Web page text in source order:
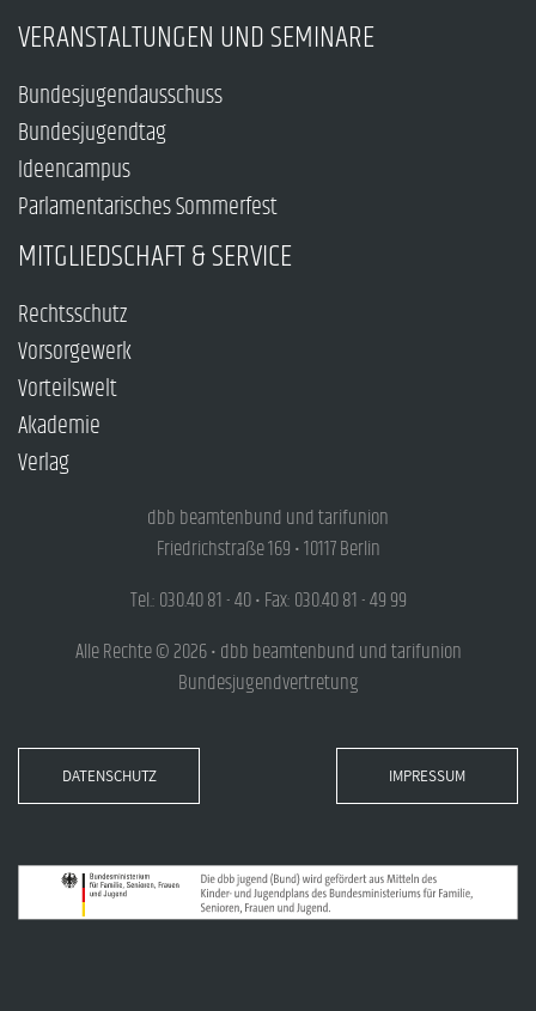
VERANSTALTUNGEN UND SEMINARE
Bundesjugendausschuss
Bundesjugendtag
Ideencampus
Parlamentarisches Sommerfest
MITGLIEDSCHAFT & SERVICE
Rechtsschutz
Vorsorgewerk
Vorteilswelt
Akademie
Verlag
dbb beamtenbund und tarifunion
Friedrichstraße 169 • 10117 Berlin
Tel.: 030.40 81 - 40 • Fax: 030.40 81 - 49 99
Alle Rechte © 2026 • dbb beamtenbund und tarifunion
Bundesjugendvertretung
DATENSCHUTZ IMPRESSUM